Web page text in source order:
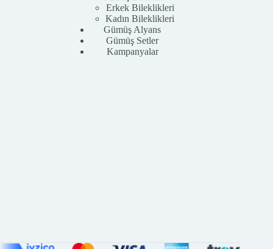
Erkek Bileklikleri
Kadın Bileklikleri
Gümüş Alyans
Gümüş Setler
Kampanyalar